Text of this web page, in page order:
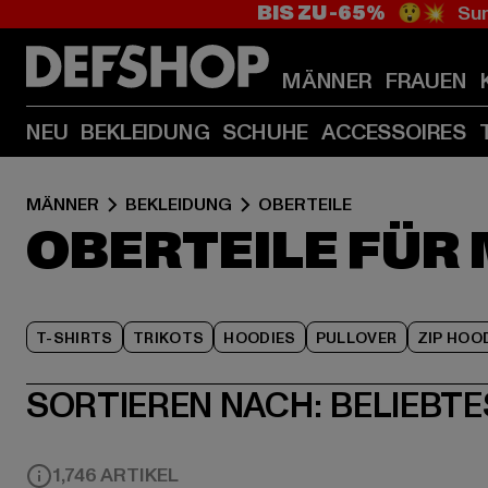
BIS ZU -65% 😲💥
MÄNNER FRAUEN
NEU BEKLEIDUNG SCHUHE ACCESSOIRES
MÄNNER BEKLEIDUNG OBERTEILE
OBERTEILE FÜR
T-SHIRTS TRIKOTS HOODIES PULLOVER ZIP
SORTIEREN NACH:
1,746 ARTIKEL